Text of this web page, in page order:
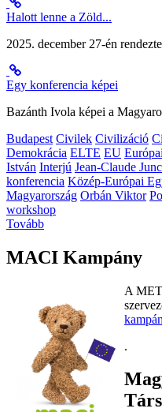
Halott lenne a Zöld...
2025. december 27-én
Egy konferencia képei
Bazánth Ivola képei a
Budapest Civilek Civilizáció
Demokrácia ELTE EU
István Interjú Jean-Claude
konferencia Közép-Európai
Magyarország Orbán Viktor
workshop
Tovább
MACI Kampány
A
.